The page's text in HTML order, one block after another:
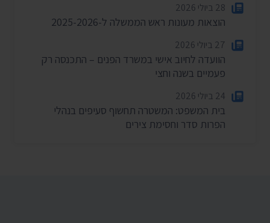
28 ביולי 2026
הוצאות מעונות ראש הממשלה ל-2025-2026
27 ביולי 2026
הוועדה לחיוב אישי במשרד הפנים – התכנסה רק
פעמיים בשנה וחצי
24 ביולי 2026
בית המשפט: המשטרה תחשוף סעיפים בנהלי
הפרות סדר וחסימת צירים